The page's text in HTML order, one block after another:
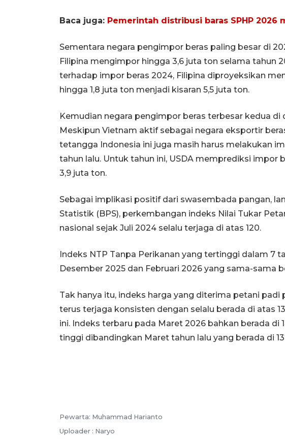
Baca juga: Pemerintah distribusi baras SPHP
Sementara negara pengimpor beras paling besar di
Filipina mengimpor hingga 3,6 juta ton selama tahun
terhadap impor beras 2024, Filipina diproyeksikan
hingga 1,8 juta ton menjadi kisaran 5,5 juta ton.
Kemudian negara pengimpor beras terbesar kedua di
Meskipun Vietnam aktif sebagai negara eksportir
tetangga Indonesia ini juga masih harus melakukan
tahun lalu. Untuk tahun ini, USDA memprediksi impor
3,9 juta ton.
Sebagai implikasi positif dari swasembada pangan,
Statistik (BPS), perkembangan indeks Nilai Tukar
nasional sejak Juli 2024 selalu terjaga di atas 120.
Indeks NTP Tanpa Perikanan yang tertinggi dalam 7
Desember 2025 dan Februari 2026 yang sama-sama
Tak hanya itu, indeks harga yang diterima petani padi
terus terjaga konsisten dengan selalu berada di atas
ini. Indeks terbaru pada Maret 2026 bahkan berada di
tinggi dibandingkan Maret tahun lalu yang berada di
Pewarta: Muhammad Harianto
Uploader : Naryo